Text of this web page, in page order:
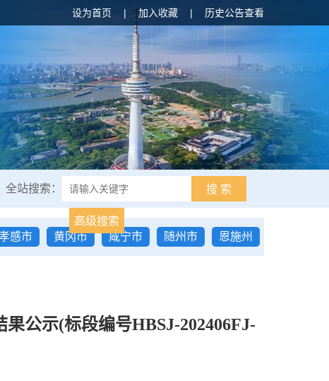
设为首页 | 加入收藏 | 历史公告查看
全站搜索： 搜 索
高级搜索
感市 黄冈市 咸宁市 随州市
恩施州
公示(标段编号HBSJ-202406FJ-